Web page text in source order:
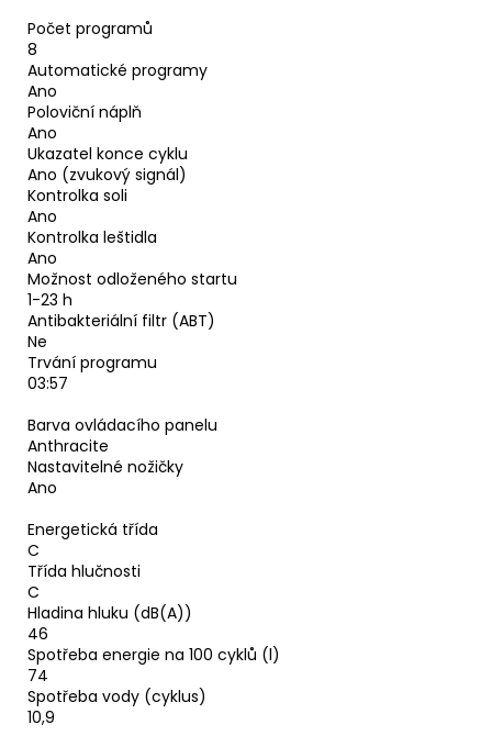
Počet programů
8
Automatické programy
Ano
Poloviční náplň
Ano
Ukazatel konce cyklu
Ano (zvukový signál)
Kontrolka soli
Ano
Kontrolka leštidla
Ano
Možnost odloženého startu
1-23 h
Antibakteriální filtr (ABT)
Ne
Trvání programu
03:57
Barva ovládacího panelu
Anthracite
Nastavitelné nožičky
Ano
Energetická třída
C
Třída hlučnosti
C
Hladina hluku (dB(A))
46
Spotřeba energie na 100 cyklů (l)
74
Spotřeba vody (cyklus)
10,9